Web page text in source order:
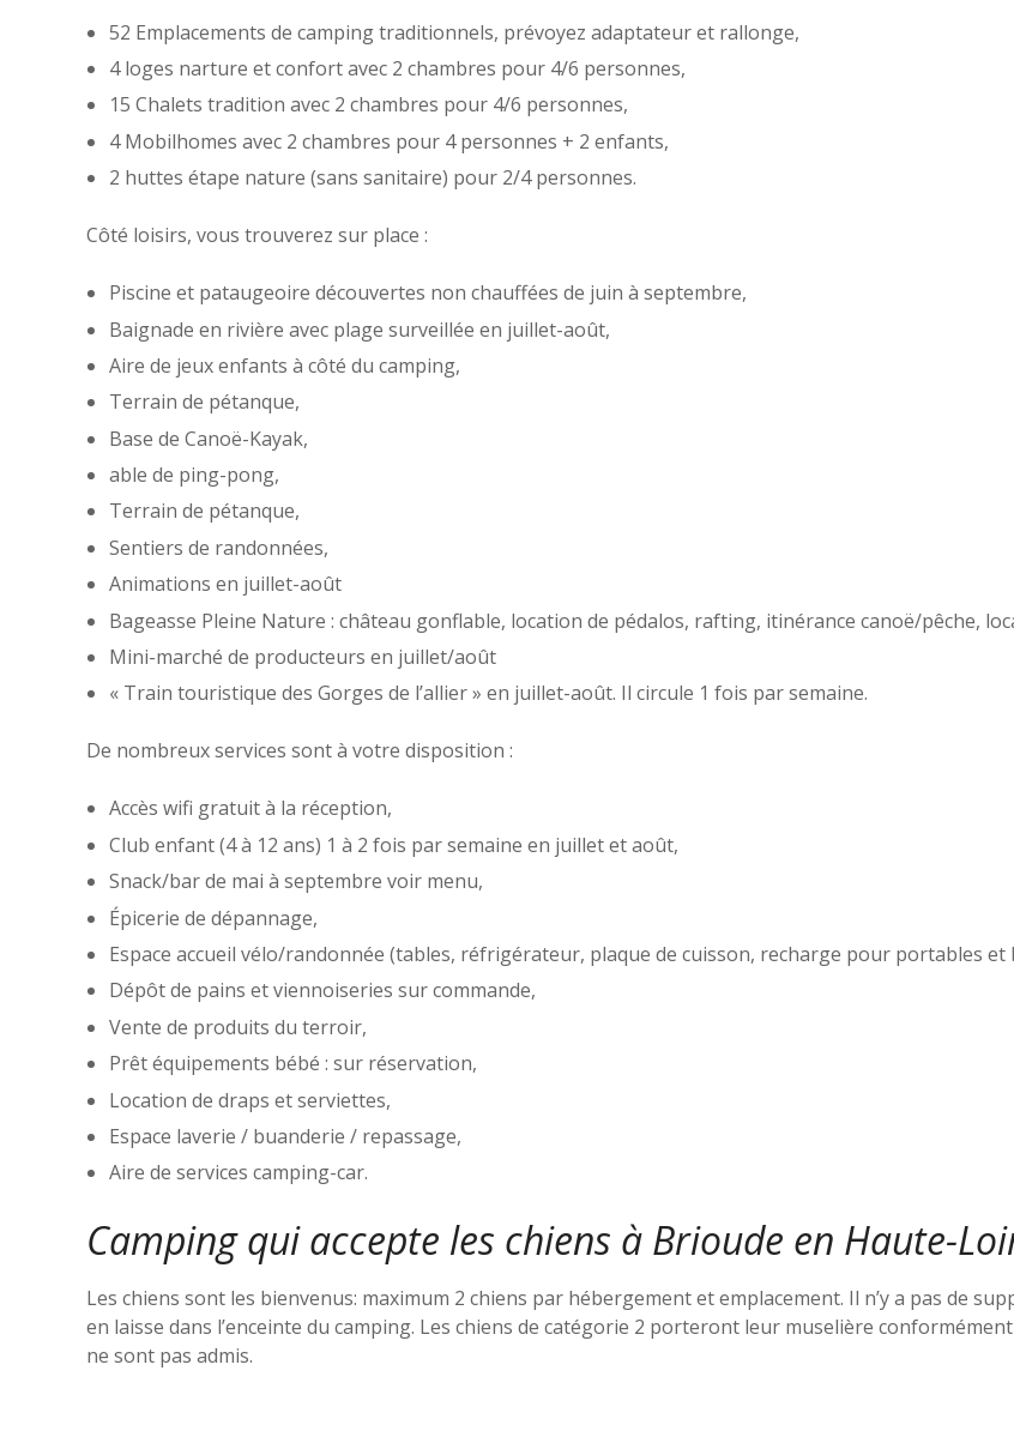
52 Emplacements de camping traditionnels, prévoyez adaptateur et rallonge,
4 loges narture et confort avec 2 chambres pour 4/6 personnes,
15 Chalets tradition avec 2 chambres pour 4/6 personnes,
4 Mobilhomes avec 2 chambres pour 4 personnes + 2 enfants,
2 huttes étape nature (sans sanitaire) pour 2/4 personnes.
Côté loisirs, vous trouverez sur place :
Piscine et pataugeoire découvertes non chauffées de juin à septembre,
Baignade en rivière avec plage surveillée en juillet-août,
Aire de jeux enfants à côté du camping,
Terrain de pétanque,
Base de Canoë-Kayak,
able de ping-pong,
Terrain de pétanque,
Sentiers de randonnées,
Animations en juillet-août
Bageasse Pleine Nature : château gonflable, location de pédalos, rafting, itinérance canoë/pêche,
Mini-marché de producteurs en juillet/août
« Train touristique des Gorges de l’allier » en juillet-août. Il circule 1 fois par semaine.
De nombreux services sont à votre disposition :
Accès wifi gratuit à la réception,
Club enfant (4 à 12 ans) 1 à 2 fois par semaine en juillet et août,
Snack/bar de mai à septembre voir menu,
Épicerie de dépannage,
Espace accueil vélo/randonnée (tables, réfrigérateur, plaque de cuisson, recharge pour portables et
Dépôt de pains et viennoiseries sur commande,
Vente de produits du terroir,
Prêt équipements bébé : sur réservation,
Location de draps et serviettes,
Espace laverie / buanderie / repassage,
Aire de services camping-car.
Camping qui accepte les chiens à Brioude en Haute-
Les chiens sont les bienvenus: maximum 2 chiens par hébergement et emplacement. Il n’y a pas de
en laisse dans l’enceinte du camping. Les chiens de catégorie 2 porteront leur muselière
ne sont pas admis.